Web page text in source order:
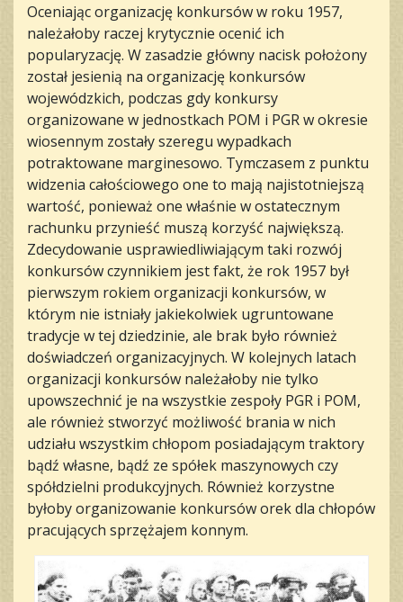
Oceniając organizację konkursów w roku 1957,
należałoby raczej krytycznie ocenić ich
popularyzację. W zasadzie główny nacisk położony
został jesienią na organizację konkursów
wojewódzkich, podczas gdy konkursy
organizowane w jednostkach POM i PGR w okresie
wiosennym zostały szeregu wypadkach
potraktowane marginesowo. Tymczasem z punktu
widzenia całościowego one to mają najistotniejszą
wartość, ponieważ one właśnie w ostatecznym
rachunku przynieść muszą korzyść największą.
Zdecydowanie usprawiedliwiającym taki rozwój
konkursów czynnikiem jest fakt, że rok 1957 był
pierwszym rokiem organizacji konkursów, w
którym nie istniały jakiekolwiek ugruntowane
tradycje w tej dziedzinie, ale brak było również
doświadczeń organizacyjnych. W kolejnych latach
organizacji konkursów należałoby nie tylko
upowszechnić je na wszystkie zespoły PGR i POM,
ale również stworzyć możliwość brania w nich
udziału wszystkim chłopom posiadającym traktory
bądź własne, bądź ze spółek maszynowych czy
spółdzielni produkcyjnych. Również korzystne
byłoby organizowanie konkursów orek dla chłopów
pracujących sprzężajem konnym.